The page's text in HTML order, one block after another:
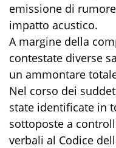
emissione di
impatto acustico.
A margine della
contestate diverse
un ammontare
Nel corso dei
state identificate in
sottoposte a
verbali al Codice